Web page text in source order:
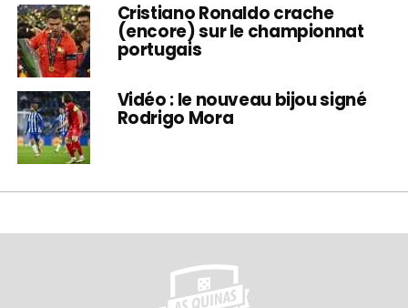
Cristiano Ronaldo crache
(encore) sur le championnat
portugais
Vidéo : le nouveau bijou signé
Rodrigo Mora